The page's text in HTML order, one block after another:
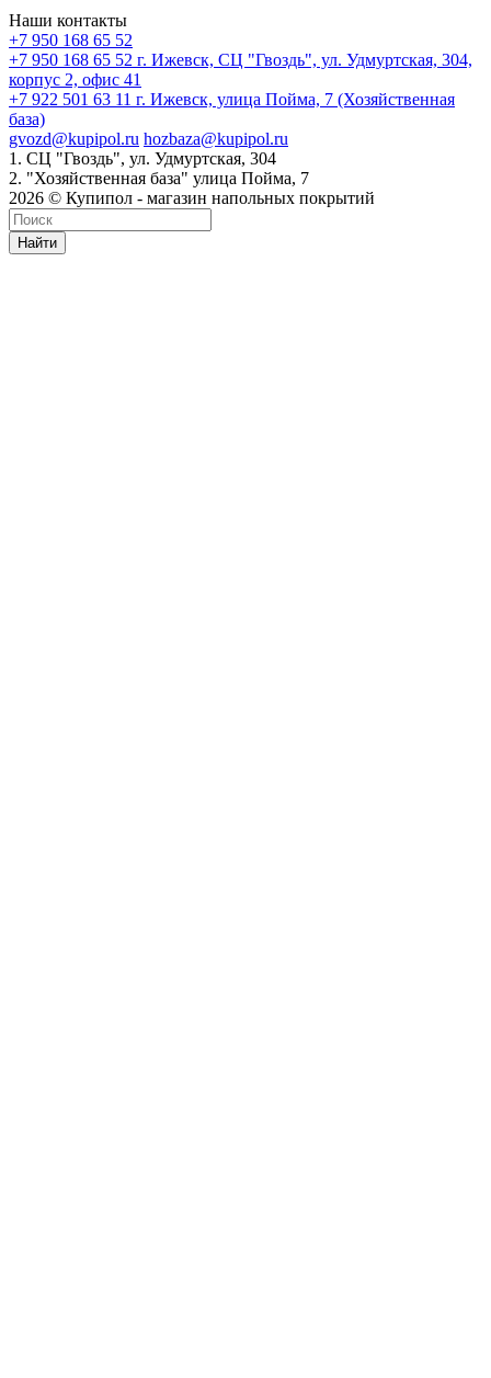
Наши контакты
+7 950 168 65 52
+7 950 168 65 52 г. Ижевск, СЦ "Гвоздь", ул. Удмуртская, 304,
корпус 2, офис 41
+7 922 501 63 11 г. Ижевск, улица Пойма, 7 (Хозяйственная
база)
gvozd@kupipol.ru hozbaza@kupipol.ru
1. СЦ "Гвоздь", ул. Удмуртская, 304
2. "Хозяйственная база" улица Пойма, 7
2026 © Купипол - магазин напольных покрытий
Найти